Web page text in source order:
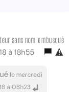
sans nom embusqué
à 18h55
le mercredi
à 08h23